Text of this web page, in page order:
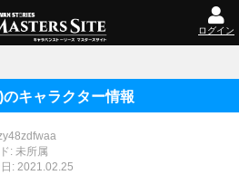
ログイン
のキャラクター情報
: 未所属
: 2021.02.25